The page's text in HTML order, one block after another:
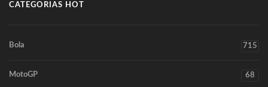
CATEGORIAS HOT
Bola 715
MotoGP 68